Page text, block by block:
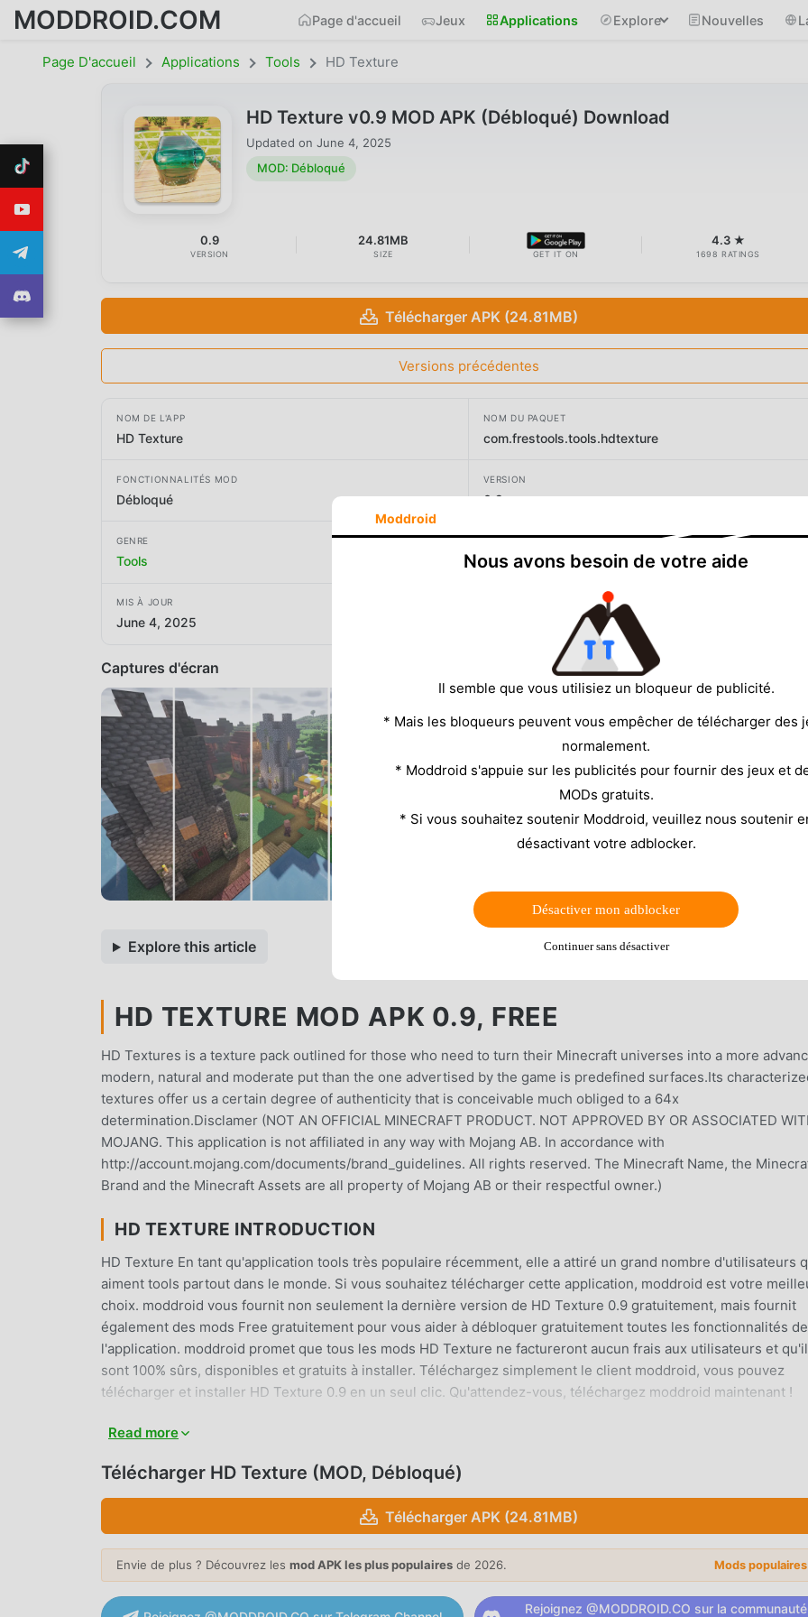
MODDROID.COM Page d'accueil Jeux Applications Explore Nouvelles
Page D'accueil Applications Tools HD Texture
HD Texture v0.9 MOD APK (Débloqué) Download
Updated on June 4, 2025
MOD: Débloqué
0.9
VERSION
24.81MB
SIZE GET IT ON
4.3 ★
1698 RATINGS
Télécharger APK (24.81MB)
Versions précédentes
NOM DE L'APP
HD Texture
NOM DU PAQUET
com.frestools.tools.hdtexture
FONCTIONNALITÉS MOD
Débloqué
VERSION
0.9
GENRE
Tools
DÉVELOPPEUR
Frestools
MIS À JOUR
June 4, 2025
Captures d'écran
Explore this article
HD TEXTURE MOD APK 0.9, FREE
HD Textures is a texture pack outlined for those who need to turn their Minecraft universes into a more
modern, natural and moderate put than the one advertised by the game is predefined surfaces.Its
textures offer us a certain degree of authenticity that is conceivable much obliged to a 64x
determination.Disclamer (NOT AN OFFICIAL MINECRAFT PRODUCT. NOT APPROVED BY OR ASSOCIATED
MOJANG. This application is not affiliated in any way with Mojang AB. In accordance with
http://account.mojang.com/documents/brand_guidelines. All rights reserved. The Minecraft Name, the
Brand and the Minecraft Assets are all property of Mojang AB or their respectful owner.)
HD TEXTURE INTRODUCTION
HD Texture En tant qu'application tools très populaire récemment, elle a attiré un grand nombre d'utilisateurs
aiment tools partout dans le monde. Si vous souhaitez télécharger cette application, moddroid est votre
choix. moddroid vous fournit non seulement la dernière version de HD Texture 0.9 gratuitement, mais fournit
également des mods Free gratuitement pour vous aider à débloquer gratuitement toutes les fonctionnalités de
l'application. moddroid promet que tous les mods HD Texture ne factureront aucun frais aux utilisateurs et
sont 100% sûrs, disponibles et gratuits à installer. Téléchargez simplement le client moddroid, vous pouvez
télécharger et installer HD Texture 0.9 en un seul clic. Qu'attendez-vous, téléchargez moddroid maintenant !
CARACTÉRISTIQUES PRATIQUES
HD Texture En tant qu'application tools populaire, ses fonctions puissantes ont attiré un grand nombre
fonctions plus puissantes. Il vous suffit de télécharger et d'installer HD Texture 0.9, vous pouvez facilement
découvrir toutes les fonctions, et c'est entièrement gratuit ! De plus, moddroid prend également en charge
l'application tools permettant aux fans d'échanger des expériences entre eux, de partager le bonheur qu'ils
rencontrent dans l'application, qu'attendez-vous, venez la télécharger maintenant
Read more
Télécharger HD Texture (MOD, Débloqué)
Télécharger APK (24.81MB)
Envie de plus ? Découvrez les mod APK les plus populaires de 2026. Mods
Rejoignez @MODDROID.CO sur la communauté
Moddroid
Nous avons besoin de votre aide
Il semble que vous utilisiez un bloqueur de publicité.
* Mais les bloqueurs peuvent vous empêcher de télécharger des
normalement.
* Moddroid s'appuie sur les publicités pour fournir des jeux et
MODs gratuits.
* Si vous souhaitez soutenir Moddroid, veuillez nous soutenir
désactivant votre adblocker.
Désactiver mon adblocker
Continuer sans désactiver